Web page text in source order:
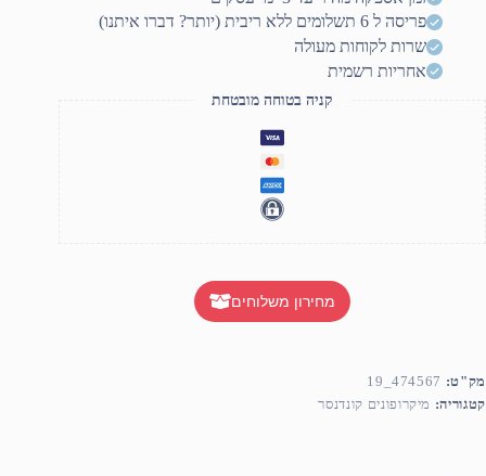
פריסה ל 6 תשלומים ללא ריבית (יותר? דברו איתנו)
שרות לקוחות מעולה
אחריות רשמית
קניה בטוחה מובטחת
מחירון משלוחים
מק"ט: 474567_19
קטגוריה: מיקרופונים קונדנסר